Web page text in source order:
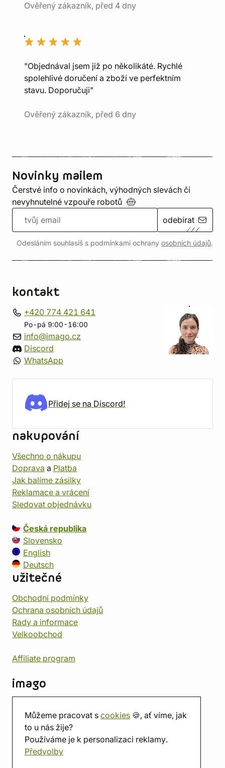
Můžeme pracovat s cookies 🍪, ať víme, jak
to u nás žije?
Používáme je k personalizaci reklamy.
Předvolby
Ověřený zákazník, před 4 dny
"Objednával jsem již po několikáté. Rychlé
spolehlivé doručení a zboží ve perfektním
stavu. Doporučuji"
Ověřený zákazník, před 6 dny
Novinky mailem
Čerstvé info o novinkách, výhodných slevách či
nevyhnutelné vzpouře robotů
odebírat
Odesláním souhlasíš s podmínkami ochrany osobních údajů.
kontakt
+420 774 421 641
Po-pá 9:00-16:00
info@imago.cz
Discord
WhatsApp
Přidej se na Discord!
nakupování
Všechno o nákupu
Doprava a Platba
Jak balíme zásilky
Reklamace a vrácení
Sledovat objednávku
Česká republika
Slovensko
English
Deutsch
užitečné
Obchodní podmínky
Ochrana osobních údajů
Rady a informace
Velkoobchod
Affiliate program
imago
Prodejna
Herna
O nás
Hodnocení obchodu